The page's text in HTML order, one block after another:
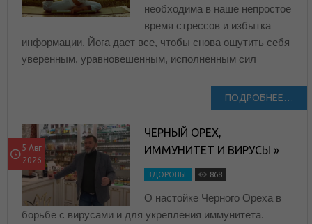
необходима в наше непростое
время стрессов и избытка
информации. Йога дает все, чтобы снова ощутить себя
уверенным, уравновешенным, исполненным сил
ПОДРОБНЕЕ…
5 Авг
2026
ЧЕРНЫЙ ОРЕХ,
ИММУНИТЕТ И ВИРУСЫ »
ЗДОРОВЬЕ 868
О настойке Черного Ореха в
борьбе с вирусами и для укрепления иммунитета.